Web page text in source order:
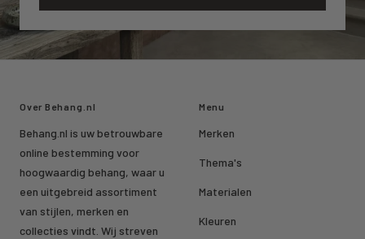
Over Behang.nl
Behang.nl is uw betrouwbare
online bestemming voor
hoogwaardig behang, waar u
een uitgebreid assortiment
van stijlen, merken en
collecties vindt. Wij streven
Menu
Merken
Thema's
Materialen
Kleuren